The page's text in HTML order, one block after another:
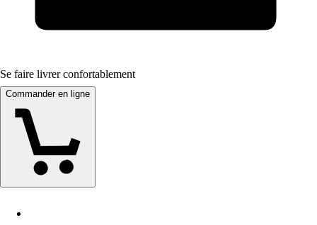
Se faire livrer confortablement
Commander en ligne